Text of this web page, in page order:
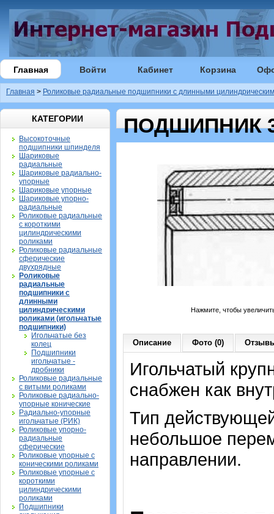
Главная Войти Кабинет Корзина
Главная > Роликовые радиальные подшипники с длинными
КАТЕГОРИИ
Высокоточные
подшипники шпинделя
Шариковые
радиальные
Шариковые радиально-
упорные
Шариковые упорные
Шариковые упорно-
радиальные
Роликовые радиальные
с короткими
цилиндрическими
роликами
Роликовые радиальные
сферические
двухрядные
Роликовые
радиальные
подшипники с
длинными
цилиндрическими
роликами (игольчатые
подшипники)
Игольчатые без
колец
Подшипники
игольчатые -
дробники
Роликовые радиальные
с витыми роликами
Роликовые радиально-
упорные конические
Радиально-упорные
игольчатые (РИК)
Роликовые упорно-
радиальные
сферические
Роликовые упорные с
коническими роликами
Роликовые упорные с
короткими
цилиндрическими
роликами
Подшипники
ПОДШИПНИК
Нажмите, чтобы
Описание Фото (0)
Игольчатый
снабжен как
Тип
небольшое
направлении.